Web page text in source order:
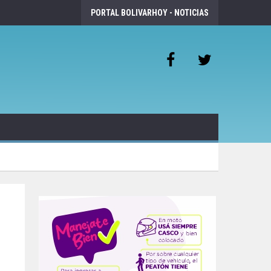
PORTAL BOLIVARHOY - NOTICIAS